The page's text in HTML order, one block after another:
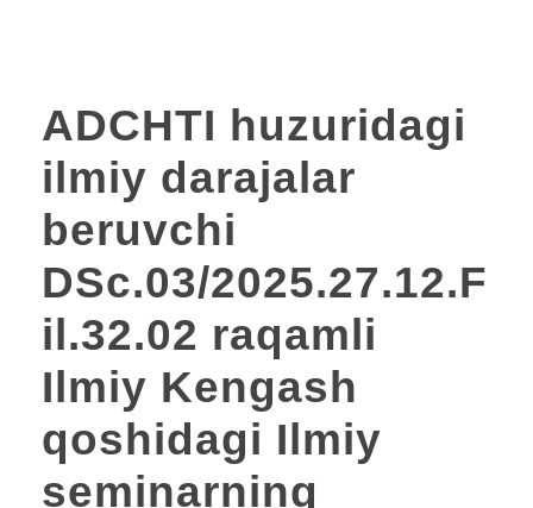
ADCHTI huzuridagi
ilmiy darajalar
beruvchi
DSc.03/2025.27.12.F
il.32.02 raqamli
Ilmiy Kengash
qoshidagi Ilmiy
seminarning